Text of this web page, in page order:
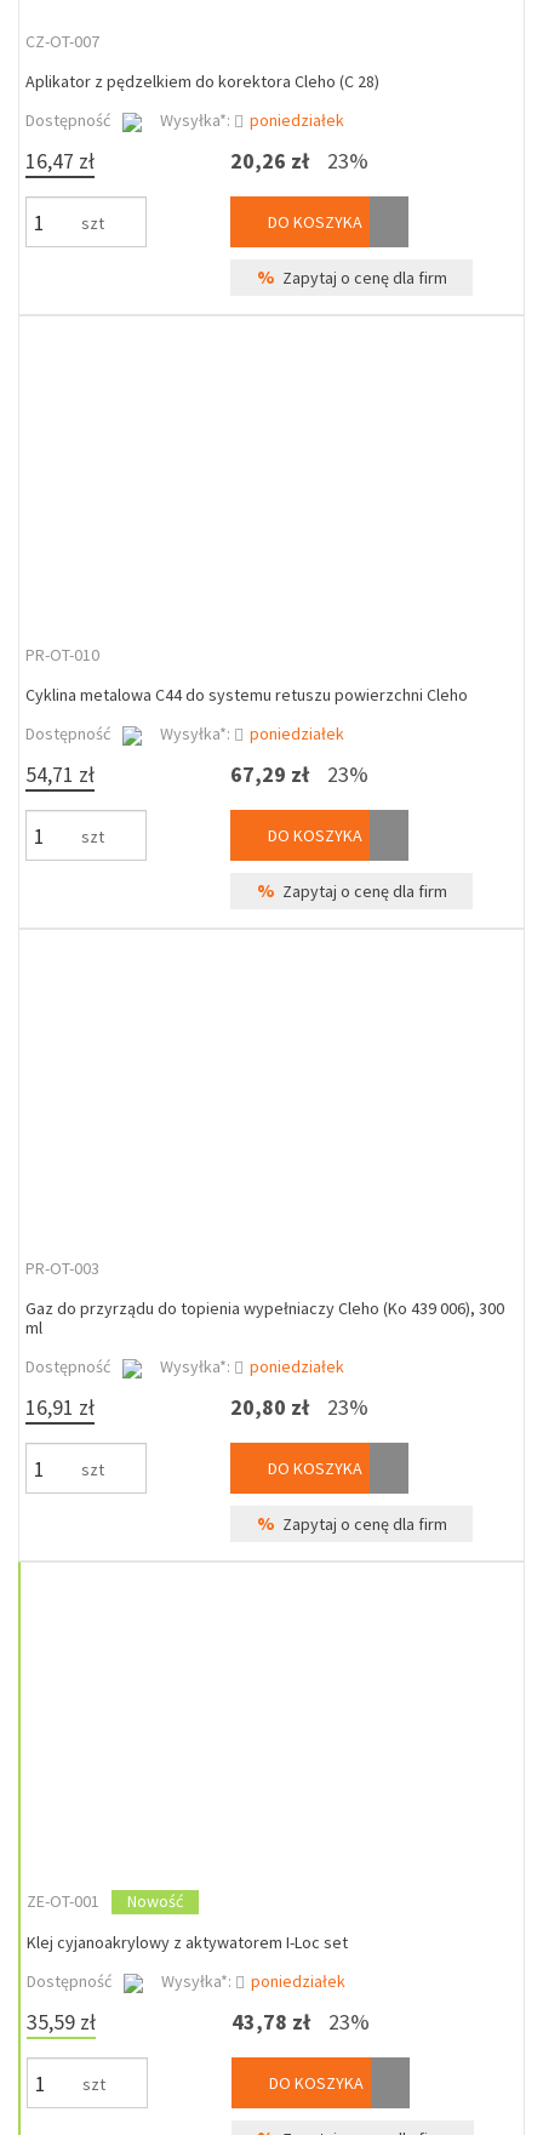
CZ-OT-007
Aplikator z pędzelkiem do korektora Cleho (C 28)
Dostępność
Wysyłka*: poniedziałek
16,47 zł
szt
20,26 zł 23%
DO KOSZYKA
% Zapytaj o cenę dla firm
PR-OT-010
Cyklina metalowa C44 do systemu retuszu powierzchni Cleho
Dostępność
Wysyłka*: poniedziałek
54,71 zł
szt
67,29 zł 23%
DO KOSZYKA
% Zapytaj o cenę dla firm
PR-OT-003
Gaz do przyrządu do topienia wypełniaczy Cleho (Ko 439 006), 300
ml
Dostępność
Wysyłka*: poniedziałek
16,91 zł
szt
20,80 zł 23%
DO KOSZYKA
% Zapytaj o cenę dla firm
ZE-OT-001
Nowość
Klej cyjanoakrylowy z aktywatorem I-Loc set
Dostępność
Wysyłka*: poniedziałek
35,59 zł
szt
43,78 zł 23%
DO KOSZYKA